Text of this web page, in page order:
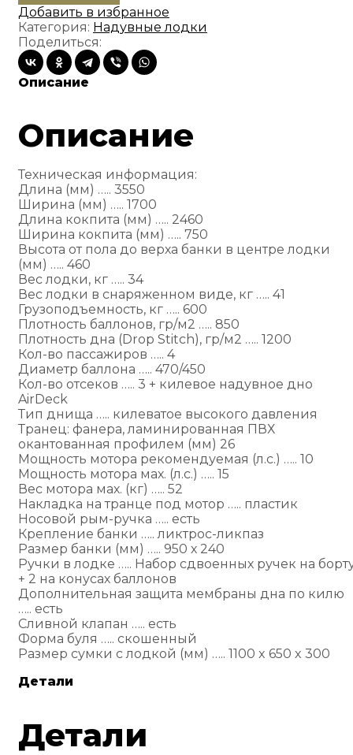
надувная
X-
River
Rocky
355
НДВД
Добавить в избранное
Категория: Надувные лодки
Поделиться:
Описание
Описание
Техническая информация:
Длина (мм) ….. 3550
Ширина (мм) ….. 1700
Длина кокпита (мм) ….. 2460
Ширина кокпита (мм) ….. 750
Высота от пола до верха банки в центре лодки
(мм) ….. 460
Вес лодки, кг ….. 34
Вес лодки в снаряженном виде, кг ….. 41
Грузоподъемность, кг ….. 600
Плотность баллонов, гр/м2 ….. 850
Плотность дна (Drop Stitch), гр/м2 ….. 1200
Кол-во пассажиров ….. 4
Диаметр баллона ….. 470/450
Кол-во отсеков ….. 3 + килевое надувное дно
AirDeck
Тип днища ….. килеватое высокого давления
Транец: фанера, ламинированная ПВХ
окантованная профилем (мм) 26
Мощность мотора рекомендуемая (л.с.) ….. 10
Мощность мотора мах. (л.с.) ….. 15
Вес мотора мах. (кг) ….. 52
Накладка на транце под мотор ….. пластик
Носовой рым-ручка ….. есть
Крепление банки ….. ликтрос-ликпаз
Размер банки (мм) ….. 950 х 240
Ручки в лодке ….. Набор сдвоенных ручек на
+ 2 на конусах баллонов
Дополнительная защита мембраны дна по килю
….. есть
Сливной клапан ….. есть
Форма буля ….. скошенный
Размер сумки с лодкой (мм) ….. 1100 x 650 x 300
Детали
Детали